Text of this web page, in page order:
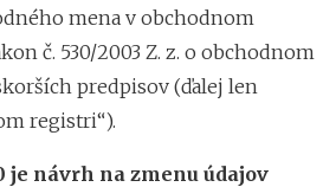
mena v obchodnom
č. 530/2003 Z. z. o obchodnom
predpisov (ďalej len
registri“).
je návrh na zmenu údajov